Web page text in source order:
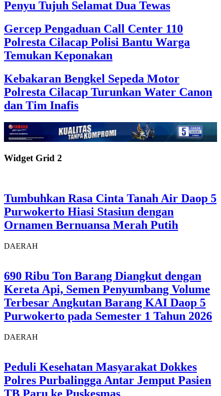
Penyu Tujuh Selamat Dua Tewas
Gercep Pengaduan Call Center 110
Polresta Cilacap Polisi Bantu Warga
Temukan Keponakan
Kebakaran Bengkel Sepeda Motor
Polresta Cilacap Turunkan Water Canon
dan Tim Inafis
Widget Grid 2
Tumbuhkan Rasa Cinta Tanah Air Daop 5
Purwokerto Hiasi Stasiun dengan
Ornamen Bernuansa Merah Putih
DAERAH
690 Ribu Ton Barang Diangkut dengan
Kereta Api, Semen Penyumbang Volume
Terbesar Angkutan Barang KAI Daop 5
Purwokerto pada Semester 1 Tahun 2026
DAERAH
Peduli Kesehatan Masyarakat Dokkes
Polres Purbalingga Antar Jemput Pasien
TB Paru ke Puskesmas